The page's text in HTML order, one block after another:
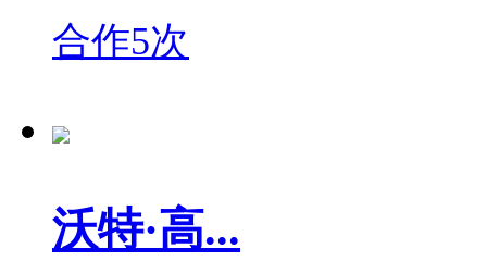
合作5次
沃特·高...